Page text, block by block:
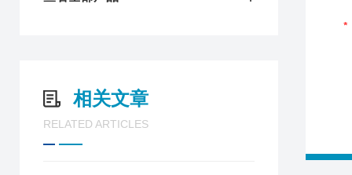
相关文章
RELATED ARTICLES